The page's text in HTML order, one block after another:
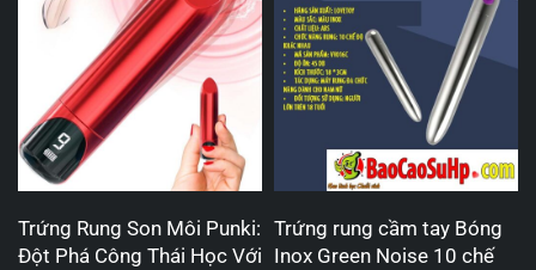
Trứng Rung Son Môi Punki:
Đột Phá Công Thái Học Với
Trứng rung cầm tay Bóng
Inox Green Noise 10 chế